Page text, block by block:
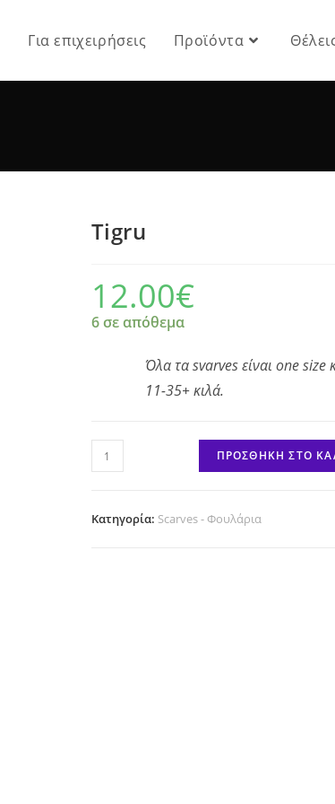
Για επιχειρήσεις Προϊόντα
Tigru
12.00€
6 σε απόθεμα
Όλα τα svarves είναι one size
11-35+ κιλά.
Tigru
ποσότητα
ΠΡΟΣΘΉΚΗ ΣΤΟ
Κατηγορία: Scarves - Φουλάρια